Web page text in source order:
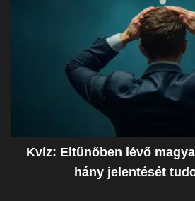
Kvíz: Eltűnőben lévő
hány jelentését